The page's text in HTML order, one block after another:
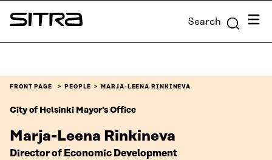
Skip to
content
Sitra Search Menu
FRONT PAGE PEOPLE MARJA-LEENA RINKINEVA
City of Helsinki Mayor’s Office
Marja-Leena Rinkineva
Director of Economic Development